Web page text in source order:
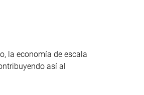
la economía de escala
así al